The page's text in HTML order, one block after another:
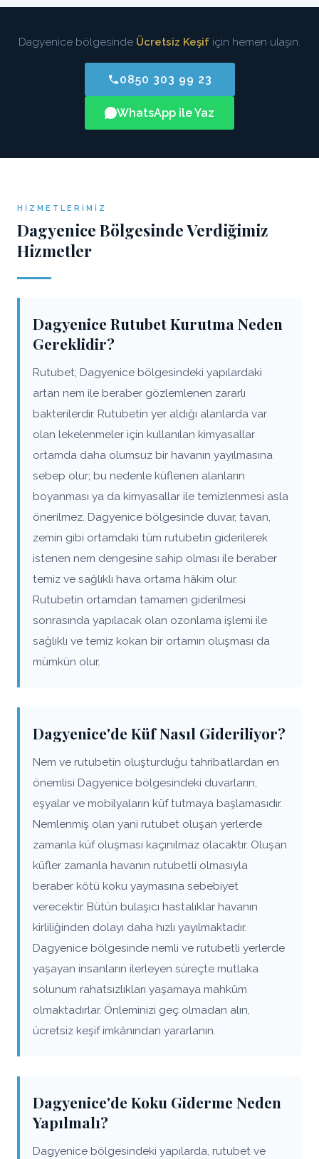
Dagyenice bölgesinde Ücretsiz Keşif için hemen ulaşın.
0850 303 99 23
WhatsApp ile Yaz
HIZMETLERIMIZ
Dagyenice Bölgesinde Verdiğimiz
Hizmetler
Dagyenice Rutubet Kurutma Neden
Gereklidir?
Rutubet; Dagyenice bölgesindeki yapılardaki
artan nem ile beraber gözlemlenen zararlı
bakterilerdir. Rutubetin yer aldığı alanlarda var
olan lekelenmeler için kullanılan kimyasallar
ortamda daha olumsuz bir havanın yayılmasına
sebep olur; bu nedenle küflenen alanların
boyanması ya da kimyasallar ile temizlenmesi asla
önerilmez. Dagyenice bölgesinde duvar, tavan,
zemin gibi ortamdaki tüm rutubetin giderilerek
istenen nem dengesine sahip olması ile beraber
temiz ve sağlıklı hava ortama hâkim olur.
Rutubetin ortamdan tamamen giderilmesi
sonrasında yapılacak olan ozonlama işlemi ile
sağlıklı ve temiz kokan bir ortamın oluşması da
mümkün olur.
Dagyenice'de Küf Nasıl Gideriliyor?
Nem ve rutubetin oluşturduğu tahribatlardan en
önemlisi Dagyenice bölgesindeki duvarların,
eşyalar ve mobilyaların küf tutmaya başlamasıdır.
Nemlenmiş olan yani rutubet oluşan yerlerde
zamanla küf oluşması kaçınılmaz olacaktır. Oluşan
küfler zamanla havanın rutubetli olmasıyla
beraber kötü koku yaymasına sebebiyet
verecektir. Bütün bulaşıcı hastalıklar havanın
kirliliğinden dolayı daha hızlı yayılmaktadır.
Dagyenice bölgesinde nemli ve rutubetli yerlerde
yaşayan insanların ilerleyen süreçte mutlaka
solunum rahatsızlıkları yaşamaya mahkûm
olmaktadırlar. Önleminizi geç olmadan alın,
ücretsiz keşif imkânından yararlanın.
Dagyenice'de Koku Giderme Neden
Yapılmalı?
Dagyenice bölgesindeki yapılarda, rutubet ve